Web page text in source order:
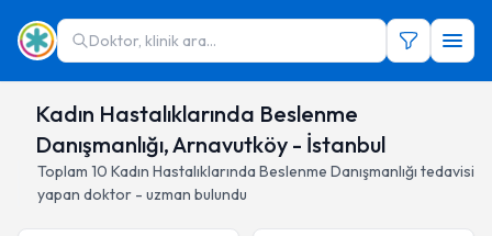
Doktor, klinik ara...
Kadın Hastalıklarında Beslenme
Danışmanlığı, Arnavutköy - İstanbul
Toplam 10 Kadın Hastalıklarında Beslenme Danışmanlığı tedavisi
yapan doktor - uzman bulundu